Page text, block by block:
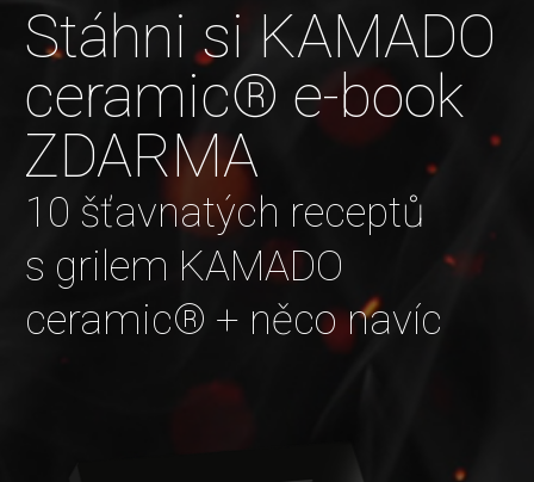
Stáhni si KAMADO
ceramic® e-book
ZDARMA
10 šťavnatých receptů
s grilem KAMADO
ceramic® + něco navíc